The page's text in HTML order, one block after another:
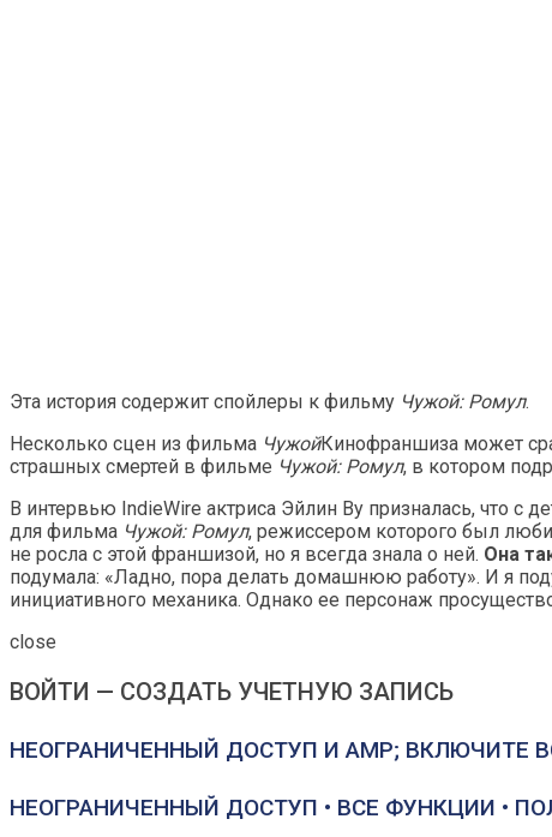
Эта история содержит спойлеры к фильму Чужой: Ромул.
Несколько сцен из фильма ЧужойКинофраншиза может
страшных смертей в фильме Чужой: Ромул, в котором
В интервью IndieWire актриса Эйлин Ву призналась, что с
для фильма Чужой: Ромул, режиссером которого был
не росла с этой франшизой, но я всегда знала о ней. Она
подумала: «Ладно, пора делать домашнюю работу». И я
инициативного механика. Однако ее персонаж
close
ВОЙТИ — СОЗДАТЬ УЧЕТНУЮ ЗАПИСЬ
НЕОГРАНИЧЕННЫЙ ДОСТУП И AMP; ВКЛЮЧИТЕ
НЕОГРАНИЧЕННЫЙ ДОСТУП • ВСЕ ФУНКЦИИ •